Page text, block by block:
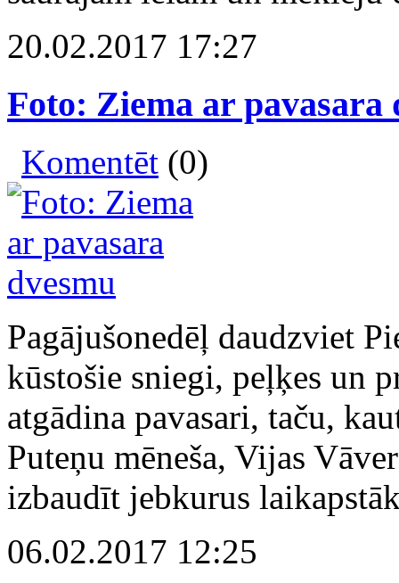
20.02.2017 17:27
Foto: Ziema ar pavasara
Komentēt (0)
Pagājušonedēļ daudzviet
kūstošie sniegi, peļķes un
atgādina pavasari, taču,
Puteņu mēneša, Vijas
izbaudīt jebkurus
06.02.2017 12:25